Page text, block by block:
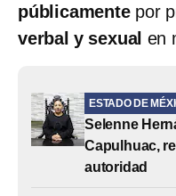
públicamentepor
verbal y sexual en
ESTADO DE
Selenne
Capulhuac,
autoridad